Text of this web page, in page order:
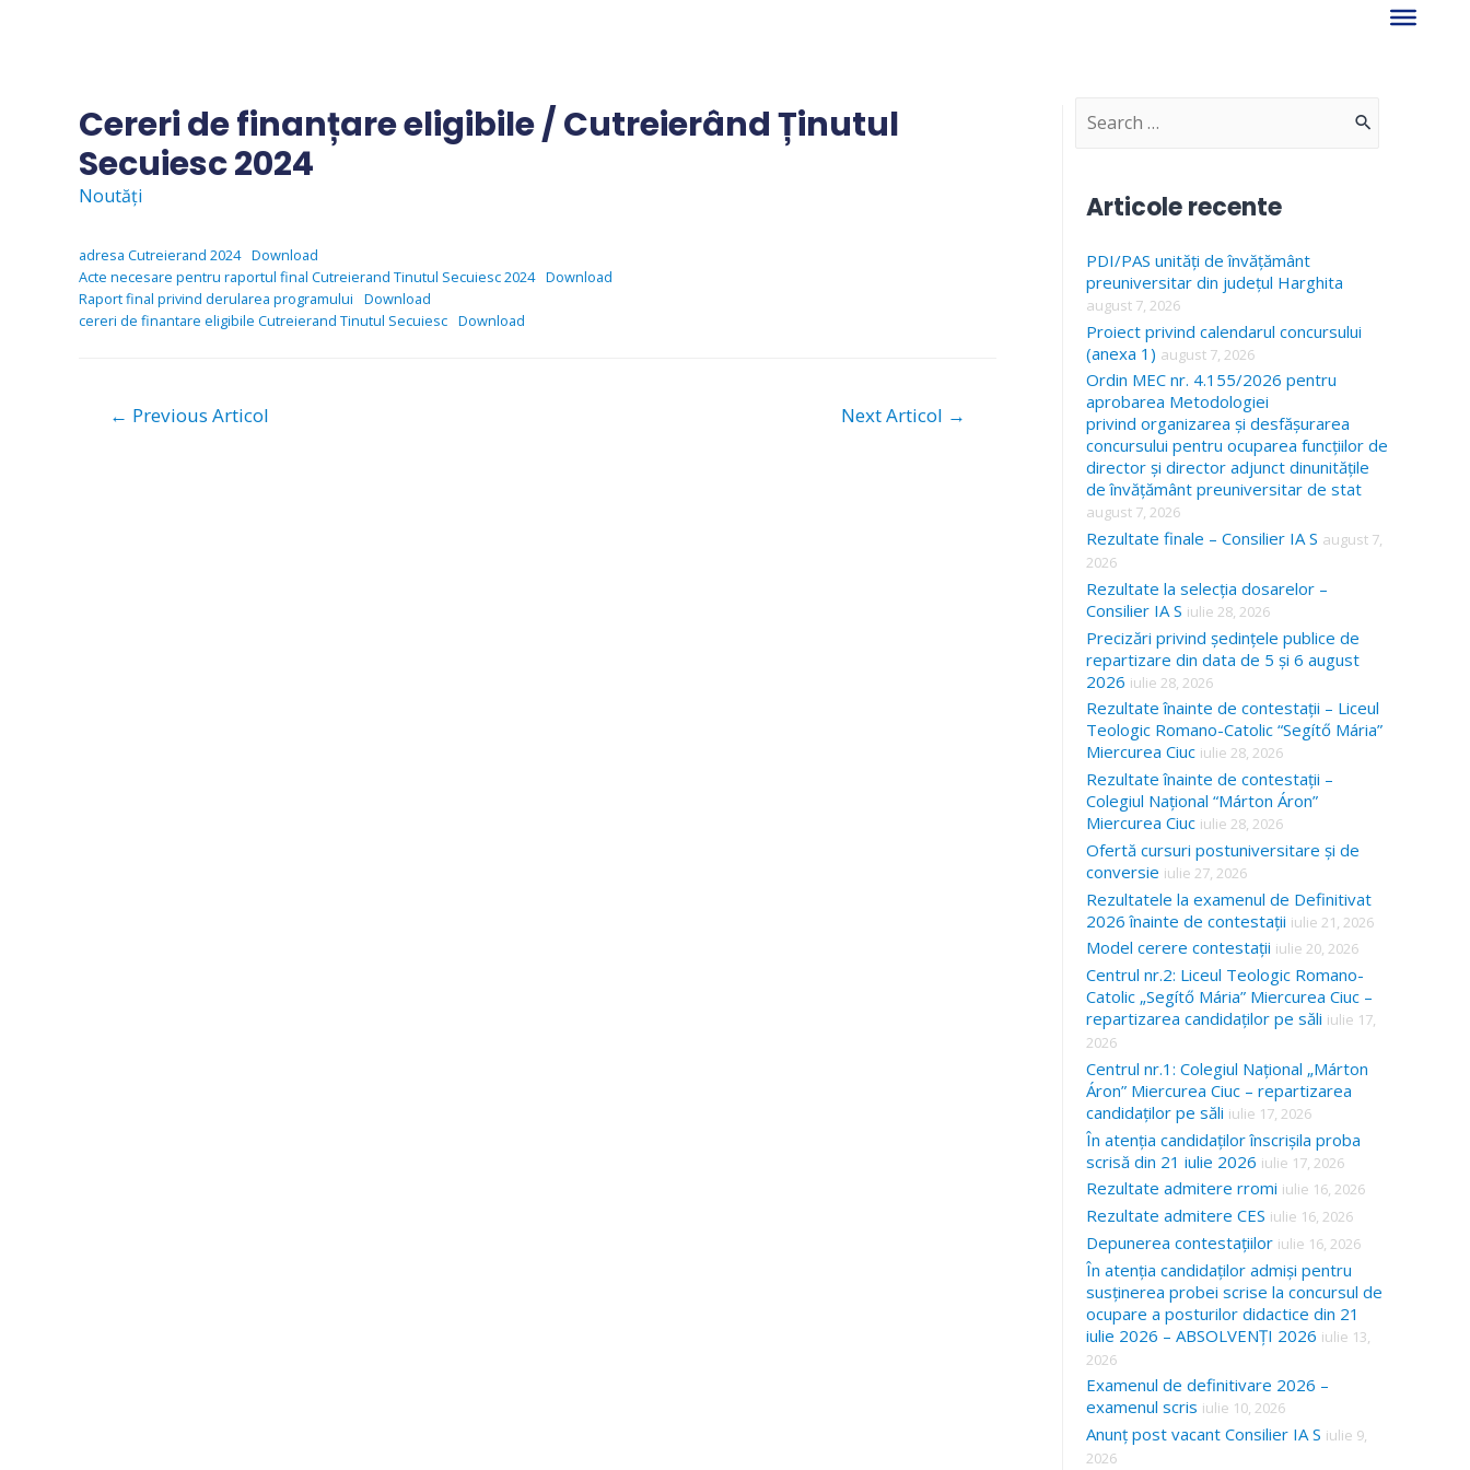
Cereri de finanțare eligibile / Cutreierând Ținutul
Secuiesc 2024
Noutăți
adresa Cutreierand 2024 Download
Acte necesare pentru raportul final Cutreierand Tinutul Secuiesc 2024 Download
Raport final privind derularea programului
Download
cereri de finantare eligibile Cutreierand Tinutul Secuiesc Download
Navigare
← Previous Articol Next Articol →
S
c
h
f
o
r
:
Articole recente
PDI/PAS unități de învățământ
preuniversitar din județul Harghita
august 7, 2026
Proiect privind calendarul concursului
(anexa 1) august 7, 2026
Ordin MEC nr. 4.155/2026 pentru
aprobarea Metodologiei
privind organizarea și desfășurarea
concursului pentru ocuparea funcțiilor de
director și director adjunct dinunitățile
de învățământ preuniversitar de stat
august 7, 2026
Rezultate finale – Consilier IA S august 7,
2026
Rezultate la selecția dosarelor –
Consilier IA S iulie 28, 2026
Precizări privind ședințele publice de
repartizare din data de 5 și 6 august
2026 iulie 28, 2026
Rezultate înainte de contestații – Liceul
Teologic Romano-Catolic “Segítő Mária”
Miercurea Ciuc iulie 28, 2026
Rezultate înainte de contestații –
Colegiul Național “Márton Áron”
Miercurea Ciuc iulie 28, 2026
Ofertă cursuri postuniversitare și de
conversie iulie 27, 2026
Rezultatele la examenul de Definitivat
2026 înainte de contestații iulie 21, 2026
Model cerere contestații iulie 20, 2026
Centrul nr.2: Liceul Teologic Romano-
Catolic „Segítő Mária” Miercurea Ciuc –
repartizarea candidaților pe săli iulie 17,
2026
Centrul nr.1: Colegiul Național „Márton
Áron” Miercurea Ciuc – repartizarea
candidaților pe săli iulie 17, 2026
În atenția candidaților înscrișila proba
scrisă din 21 iulie 2026 iulie 17, 2026
Rezultate admitere rromi iulie 16, 2026
Rezultate admitere CES iulie 16, 2026
Depunerea contestațiilor iulie 16, 2026
În atenția candidaților admiși pentru
susținerea probei scrise la concursul de
ocupare a posturilor didactice din 21
iulie 2026 – ABSOLVENȚI 2026 iulie 13,
2026
Examenul de definitivare 2026 –
examenul scris iulie 10, 2026
Anunț post vacant Consilier IA S iulie 9,
2026